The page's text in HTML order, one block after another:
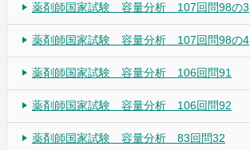
薬剤師国家試験 容量分析 107回問98の3
薬剤師国家試験 容量分析 107回問98の4
薬剤師国家試験 容量分析 106回問91
薬剤師国家試験 容量分析 106回問92
薬剤師国家試験 容量分析 83回問32